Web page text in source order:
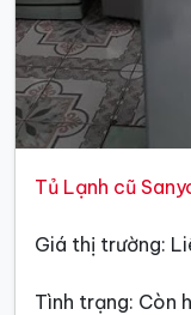
Tủ Lạnh cũ
Giá thị trường:
Tình trạng: Còn